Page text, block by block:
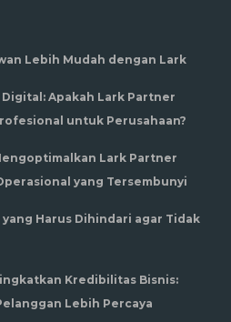
Lebih Mudah dengan Lark
Apakah Lark Partner
untuk Perusahaan?
Lark Partner
yang Tersembunyi
Harus Dihindari agar Tidak
Kredibilitas Bisnis:
Lebih Percaya